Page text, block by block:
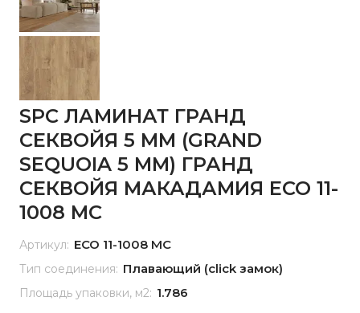
SPC ЛАМИНАТ ГРАНД
СЕКВОЙЯ 5 MM (GRAND
SEQUOIA 5 MM) ГРАНД
СЕКВОЙЯ МАКАДАМИЯ ECO 11-
1008 MC
Артикул: ECO 11-1008 MC
Тип соединения: Плавающий (click замок)
Площадь упаковки, м2: 1.786